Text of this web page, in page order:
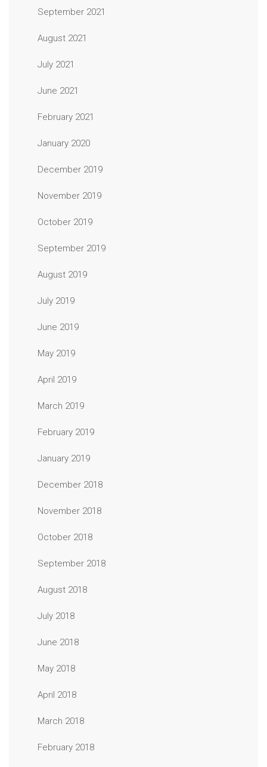
September 2021
August 2021
July 2021
June 2021
February 2021
January 2020
December 2019
November 2019
October 2019
September 2019
August 2019
July 2019
June 2019
May 2019
April 2019
March 2019
February 2019
January 2019
December 2018
November 2018
October 2018
September 2018
August 2018
July 2018
June 2018
May 2018
April 2018
March 2018
February 2018